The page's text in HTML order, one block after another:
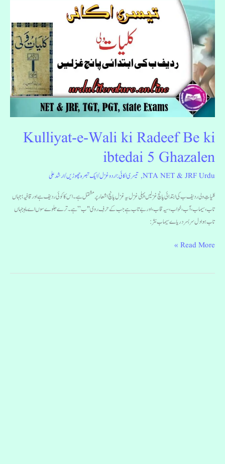
Kulliyat-e-Wali ki Radeef Be ki
ibtedai 5 Ghazalen
NTA NET & JRF Urdu
, تیسری اکائی: اردو غزل/ایک تبصرہ چھوڑیں/ارشد علی
کلیاتِ ولی ردیف ب کی ابتدائی پانچ غزلیں پہلی غزل یہ غزل پانچ اشعار پر مشتمل ہے۔ اس کا کوئی ردیف ہے اور قافیہ؛ جہاں
تاب، سیماب، آب، خواب، سیہ قاب، اور بے تاب ہے جب کے حرفِ روی "ب” ہے۔ ترے جلوے سوں اے ماہِ جہاں
تاب ہوا دل سر بسر دریاے سیماب نثر:
Kulliyat-
e-
Wali
ki
Radeef
Be
ki
ibtedai
Ghazalen
Read More »